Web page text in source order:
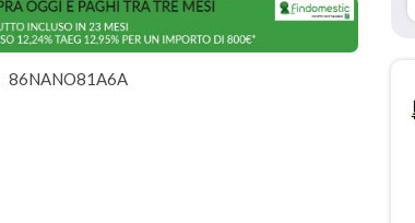
86NANO81A6A